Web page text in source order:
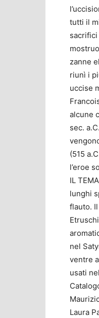
tutti il
zanne
riunì i
uccise
alcune
sec.
(515
l’eroe
IL
lunghi
flauto. Il
nel
ventre
usati
Laura